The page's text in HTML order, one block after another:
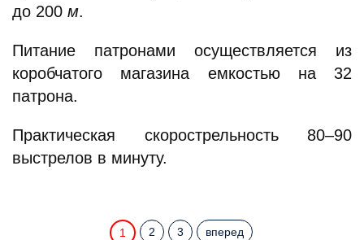
до 200 м.
Питание патронами осуществляется из
коробчатого магазина емкостью на 32
патрона.
Практическая скорострельность 80–90
выстрелов в минуту.
1 2 3 вперед